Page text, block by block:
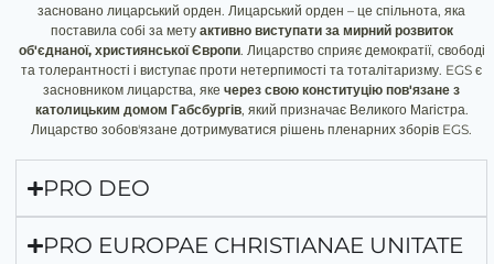
засновано лицарський орден. Лицарський орден – це спільнота, яка
поставила собі за мету активно виступати за мирний розвиток
об'єднаної, християнської Європи. Лицарство сприяє демократії, свободі
та толерантності і виступає проти нетерпимості та тоталітаризму. EGS є
засновником лицарства, яке через свою конституцію пов'язане з
католицьким домом Габсбургів, який призначає Великого Магістра.
Лицарство зобов'язане дотримуватися рішень пленарних зборів EGS.
PRO DEO
PRO EUROPAE CHRISTIANAE UNITATE